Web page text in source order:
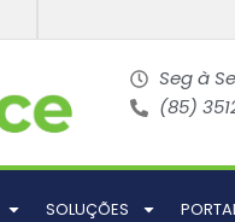
Seg à
(85)
SOLUÇÕES